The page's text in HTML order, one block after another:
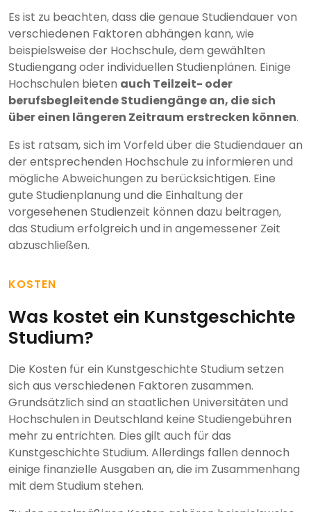
Es ist zu beachten, dass die genaue Studiendauer von
verschiedenen Faktoren abhängen kann, wie
beispielsweise der Hochschule, dem gewählten
Studiengang oder individuellen Studienplänen. Einige
Hochschulen bieten auch Teilzeit- oder
berufsbegleitende Studiengänge an, die sich
über einen längeren Zeitraum erstrecken können.
Es ist ratsam, sich im Vorfeld über die Studiendauer an
der entsprechenden Hochschule zu informieren und
mögliche Abweichungen zu berücksichtigen. Eine
gute Studienplanung und die Einhaltung der
vorgesehenen Studienzeit können dazu beitragen,
das Studium erfolgreich und in angemessener Zeit
abzuschließen.
KOSTEN
Was kostet ein Kunstgeschichte
Studium?
Die Kosten für ein Kunstgeschichte Studium setzen
sich aus verschiedenen Faktoren zusammen.
Grundsätzlich sind an staatlichen Universitäten und
Hochschulen in Deutschland keine Studiengebühren
mehr zu entrichten. Dies gilt auch für das
Kunstgeschichte Studium. Allerdings fallen dennoch
einige finanzielle Ausgaben an, die im Zusammenhang
mit dem Studium stehen.